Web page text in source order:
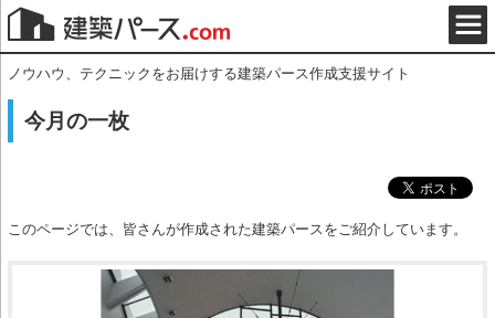
ノウハウ、テクニックをお届けする建築パース作成支援サイト
今月の一枚
このページでは、皆さんが作成された建築パースをご紹介しています。